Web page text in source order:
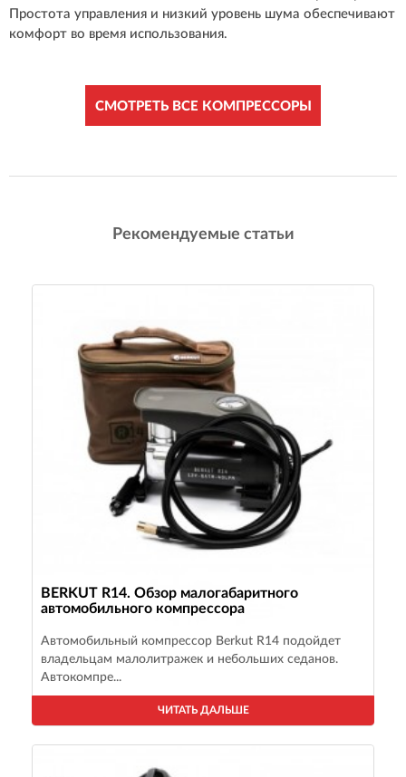
Простота управления и низкий уровень шума обеспечивают
комфорт во время использования.
СМОТРЕТЬ ВСЕ КОМПРЕССОРЫ
Рекомендуемые статьи
BERKUT R14. Обзор малогабаритного
автомобильного компрессора
Автомобильный компрессор Berkut R14 подойдет
владельцам малолитражек и небольших седанов.
Автокомпре...
ЧИТАТЬ ДАЛЬШЕ